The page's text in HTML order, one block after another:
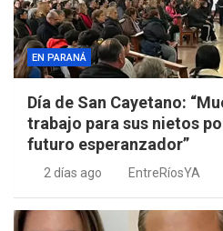
EN PARANÁ
Día de San Cayetano:
trabajo para sus nietos
futuro esperanzador”
2 días ago EntreRíosYA